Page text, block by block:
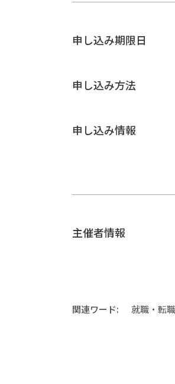
申し込み期限日
申し込み方法
申し込み情報
主催者情報
関連ワード: 就職・転